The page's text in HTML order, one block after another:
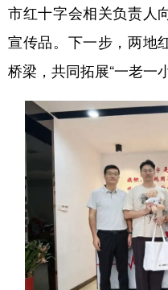
市红十字会相关负责人
宣传品。下一步，两地
桥梁，共同拓展“一老一